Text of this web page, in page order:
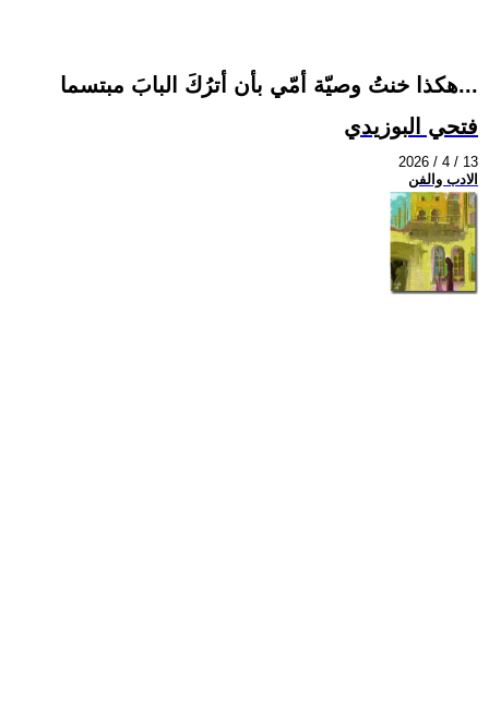
هكذا خنتُ وصيّة أمّي بأن أترُكَ البابَ مبتسما...
فتحي البوزيدي
2026 / 4 / 13
الادب والفن